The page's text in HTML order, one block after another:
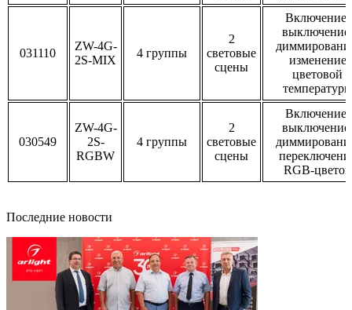
031110
ZW-4G-
2S-MIX
4 группы
2
световые
сцены
Включение,
выключение,
изменение
цветовой
температуры
030549
ZW-4G-
2S-
RGBW
4 группы
2
световые
сцены
Включение,
выключение,
RGB-цветов
Последние новости